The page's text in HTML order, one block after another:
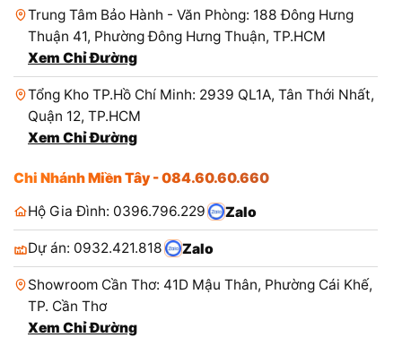
Trung Tâm Bảo Hành - Văn Phòng: 188 Đông Hưng
Thuận 41, Phường Đông Hưng Thuận, TP.HCM
Xem Chỉ Đường
Tổng Kho TP.Hồ Chí Minh: 2939 QL1A, Tân Thới Nhất,
Quận 12, TP.HCM
Xem Chỉ Đường
Chi Nhánh Miền Tây - 084.60.60.660
Hộ Gia Đình: 0396.796.229
Zalo
Dự án: 0932.421.818 Zalo
Showroom Cần Thơ: 41D Mậu Thân, Phường Cái Khế,
TP. Cần Thơ
Xem Chỉ Đường